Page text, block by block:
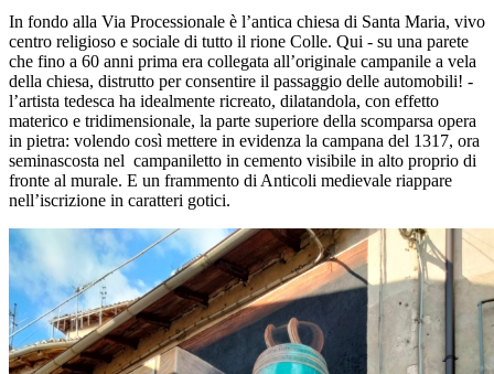
In fondo alla Via Processionale è l’antica chiesa di Santa Maria, vivo
centro religioso e sociale di tutto il rione Colle. Qui - su una parete
che fino a 60 anni prima era collegata all’originale campanile a vela
della chiesa, distrutto per consentire il passaggio delle automobili! -
l’artista tedesca ha idealmente ricreato, dilatandola, con effetto
materico e tridimensionale, la parte superiore della scomparsa opera
in pietra: volendo così mettere in evidenza la campana del 1317, ora
seminascosta nel campaniletto in cemento visibile in alto proprio di
fronte al murale. E un frammento di Anticoli medievale riappare
nell’iscrizione in caratteri gotici.